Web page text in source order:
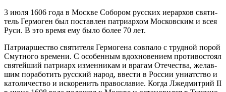
3 июля 1606 го­да в Москве Со­бо­ром рус­ских иерар­хов свя­ти­
тель Гер­мо­ген был по­став­лен пат­ри­ар­хом Мос­ков­ским и всея
Ру­си. В это вре­мя ему бы­ло бо­лее 70 лет.
Пат­ри­ар­ше­ство свя­ти­те­ля Гер­мо­ге­на сов­па­ло с труд­ной по­рой
Смут­но­го вре­ме­ни. С осо­бен­ным вдох­но­ве­ни­ем про­ти­во­сто­ял
свя­тей­ший пат­ри­арх из­мен­ни­кам и вра­гам Оте­че­ства, же­лав­
шим по­ра­бо­тить рус­ский на­род, вве­сти в Рос­сии уни­ат­ство и
ка­то­ли­че­ство и ис­ко­ре­нить пра­во­сла­вие. Ко­гда Лже­д­мит­рий II